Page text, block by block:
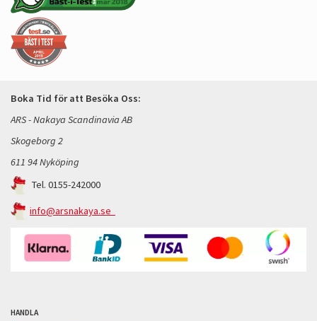
Boka Tid för att Besöka Oss:
ARS - Nakaya Scandinavia AB
Skogeborg 2
611 94 Nyköping
Tel. 0155-242000
info@arsnakaya.se
HANDLA